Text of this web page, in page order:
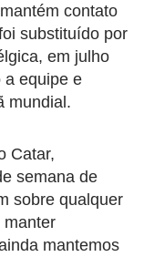
contato
substituído por
em julho
a equipe e
mundial.
Catar,
semana de
sobre qualquer
manter
mantemos